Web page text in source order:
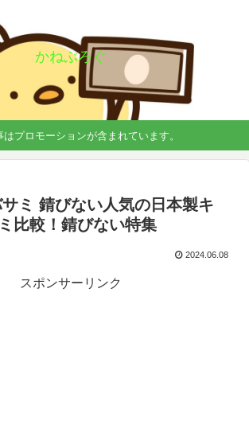
かねぶろぐ
はプロモーションが含まれています。
ミ 錆びない人気の日本製キ
比較！錆びない特集
2024.06.08
スポンサーリンク